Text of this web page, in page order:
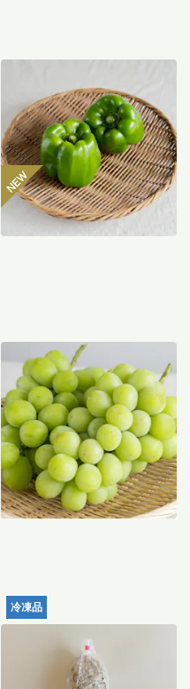
マン 300g
485円〜
【産地直送】やまなし笛吹
のシャインマスカット
1.2kg（特栽相当）
送料込 6,580円
冷凍品
れんこん生中華麺 120g×5